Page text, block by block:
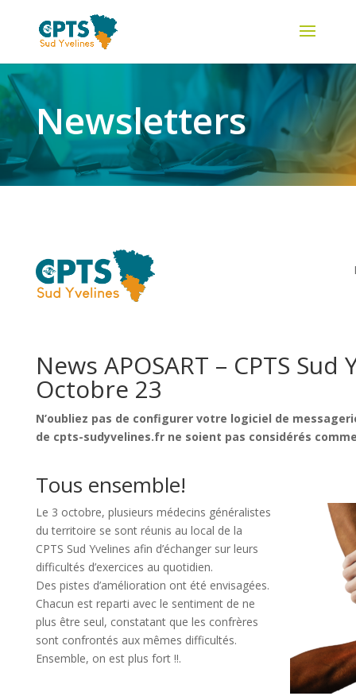
Newsletters
News APOSART – CPTS
Octobre 23
N’oubliez pas de configurer votre logiciel de
de cpts-sudyvelines.fr ne soient pas considérés
Tous ensemble!
Le 3 octobre, plusieurs médecins généralistes
du territoire se sont réunis au local de la
CPTS Sud Yvelines afin d’échanger sur leurs
difficultés d’exercices au quotidien.
Des pistes d’amélioration ont été envisagées.
Chacun est reparti avec le sentiment de ne
plus être seul, constatant que les confrères
sont confrontés aux mêmes difficultés.
Ensemble, on est plus fort !!.